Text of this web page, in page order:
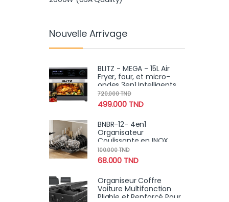
Nouvelle Arrivage
BLITZ - MEGA - 15L Air
Fryer, four, et micro-
ondes 3en1 Intelligents
Turbo MAXX 4
Accessoires 2600W
499.000 TND
720.000TND
BNBR-12- 4en1
Organisateur
Coulissante en INOX
avec 8 séparateurs
réglables
68.000 TND
100.000TND
Organiseur Coffre
Voiture Multifonction
Pliable et Renforcé Pour